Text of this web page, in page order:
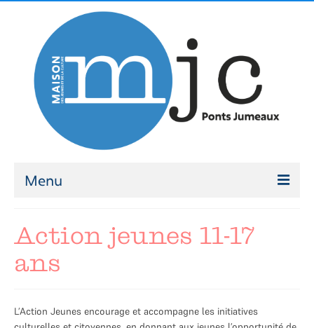
Menu
Ateliers 2026-2027
Modalités d’inscription
Mes Joyeux Colocs
Action jeunes 11-17
ans
L’Action Jeunes encourage et accompagne les initiatives